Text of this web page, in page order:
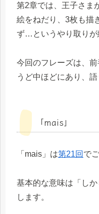
第2章では、王子さま
絵をねだり、3枚も描
ず…というやり取りが
今回のフレーズは、
うど中ほどにあり、
「mais」
「mais」は第21回 で
基本的な意味は「し
します。